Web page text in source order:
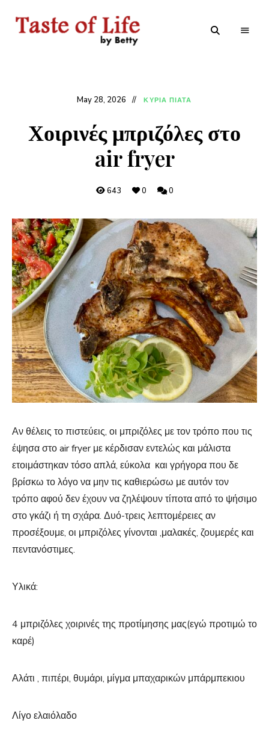
May 28, 2026 ΚΥΡΙΑ ΠΙΑΤΑ
Χοιρινές μπριζόλες στο
air fryer
643 0 0
Αν θέλεις το πιστεύεις, οι μπριζόλες με τον τρόπο που τις
έψησα στο air fryer με κέρδισαν εντελώς και μάλιστα
ετοιμάστηκαν τόσο απλά, εύκολα και γρήγορα που δε
βρίσκω το λόγο να μην τις καθιερώσω με αυτόν τον
τρόπο αφού δεν έχουν να ζηλέψουν τίποτα από το ψήσιμο
στο γκάζι ή τη σχάρα. Δυό-τρεις λεπτομέρειες αν
προσέξουμε, οι μπριζόλες γίνονται ,μαλακές, ζουμερές και
πεντανόστιμες.
Υλικά:
4 μπριζόλες χοιρινές της προτίμησης μας(εγώ προτιμώ το
καρέ)
Αλάτι , πιπέρι, θυμάρι, μίγμα μπαχαρικών μπάρμπεκιου
Λίγο ελαιόλαδο